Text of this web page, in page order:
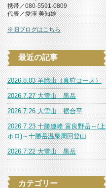
携帯／080-5591-0809
代表／愛澤 美知雄
※旧ブログはこちら
最近の記事
2026.8.03 羊蹄山（真狩コース）
2026.7.27 大雪山 黒岳
2026.7.26 大雪山 裾合平
2026.7.23 十勝連峰 富良野岳～(上
ホロ)～十勝岳温泉周回登山
2026.7.22 大雪山 黒岳
カテゴリー